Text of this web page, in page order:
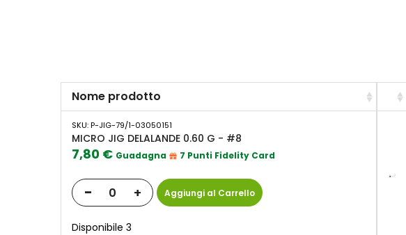
prodotti
raggruppati
Nome prodotto
SKU: P-JIG-79/1-03050151
MICRO JIG DELALANDE 0.60 G - #8
7,80 € Guadagna 7 Punti Fidelity Card
- + Aggiungi al Carrello
Disponibile 3